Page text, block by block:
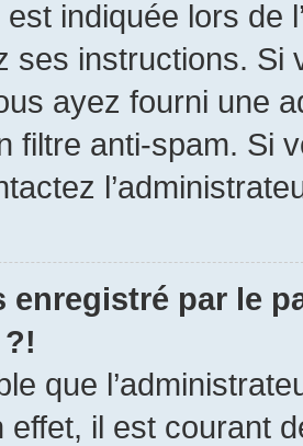
indiquée lors de
ses instructions. Si
ayez fourni une
filtre anti-spam. Si
enregistré par le
que
effet, il est courant